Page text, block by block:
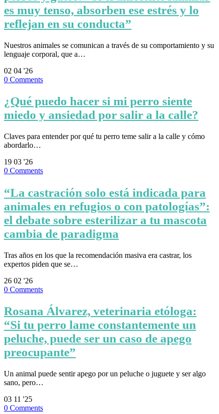
es muy tenso, absorben ese estrés y lo
reflejan en su conducta”
Nuestros animales se comunican a través de su comportamiento y su
lenguaje corporal, que a…
02 04 '26
0 Comments
¿Qué puedo hacer si mi perro siente
miedo y ansiedad por salir a la calle?
Claves para entender por qué tu perro teme salir a la calle y cómo
abordarlo…
19 03 '26
0 Comments
“La castración solo está indicada para
animales en refugios o con patologías”:
el debate sobre esterilizar a tu mascota
cambia de paradigma
Tras años en los que la recomendación masiva era castrar, los
expertos piden que se…
26 02 '26
0 Comments
Rosana Álvarez, veterinaria etóloga:
“Si tu perro lame constantemente un
peluche, puede ser un caso de apego
preocupante”
Un animal puede sentir apego por un peluche o juguete y ser algo
sano, pero…
03 11 '25
0 Comments